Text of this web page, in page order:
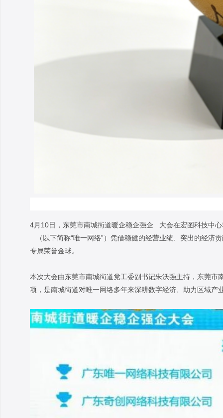
4月10日，东莞市南城街道暖企稳企强企
大会在宏图科技中
（以下简称“唯一网络”）凭借稳健的经营业绩、突出的经
专属荣誉金球。
本次大会由东莞市南城街道党工委副书记朱沃强主持，东莞
项，是南城街道对唯一网络多年来深耕数字经济、助力区域